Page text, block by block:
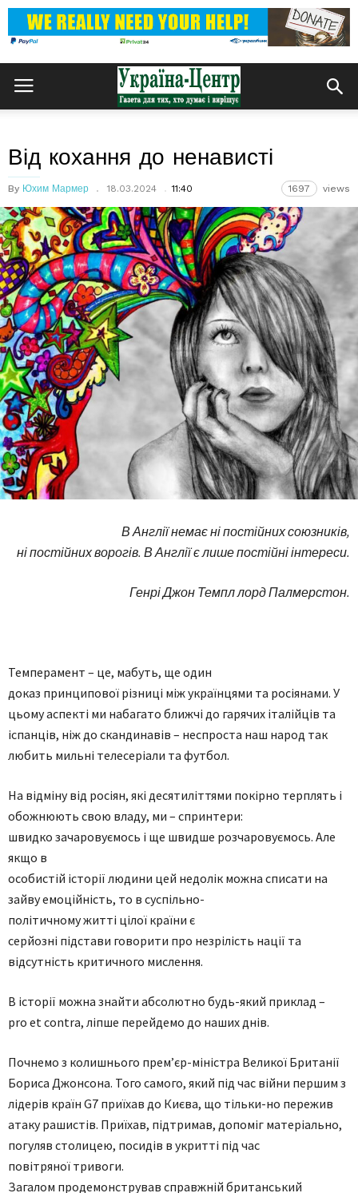
Від кохання до ненависті
By Юхим Мармер 18.03.2024 11:40 1697 views
В Англії немає ні постійних союзників,
ні постійних ворогів. В Англії є лише постійні інтереси.
Генрі Джон Темпл лорд Палмерстон.
Темперамент – це, мабуть, ще один
доказ принципової різниці між українцями та росіянами. У
цьому аспекті ми набагато ближчі до гарячих італійців та
іспанців, ніж до скандинавів – неспроста наш народ так
любить мильні телесеріали та футбол.
На відміну від росіян, які десятиліттями покірно терплять і
обожнюють свою владу, ми – спринтери:
швидко зачаровуємось і ще швидше розчаровуємось. Але
якщо в
особистій історії людини цей недолік можна списати на
зайву емоційність, то в суспільно-
політичному житті цілої країни є
серйозні підстави говорити про незрілість нації та
відсутність критичного мислення.
В історії можна знайти абсолютно будь-який приклад –
pro et contra, ліпше перейдемо до наших днів.
Почнемо з колишнього прем’єр-міністра Великої Британії
Бориса Джонсона. Того самого, який під час війни першим з
лідерів країн G7 приїхав до Києва, що тільки-но пережив
атаку рашистів. Приїхав, підтримав, допоміг матеріально,
погуляв столицею, посидів в укритті під час
повітряної тривоги.
Загалом продемонстрував справжній британський